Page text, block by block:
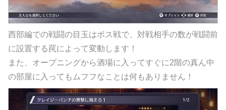
西部編での戦闘の目玉はボス戦で、対戦相手の数が戦闘前
に設置する罠によって変動します！
また、オープニングから酒場に入ってすぐに2階の真ん中
の部屋に入ってもムフフなことは何もありません！